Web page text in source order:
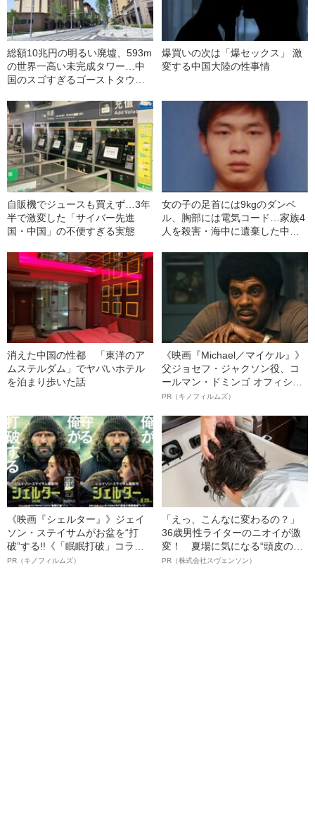
総額10兆円の明るい廃墟、593m
の世界一高い未完成タワー…中
国のスゴすぎるゴーストタウン
爆買いの次は「爆セックス」 激
変する中国大陸の性事情
自販機でジュースも買えず…3年
半で激変した「サイバー先進
国・中国」の不便すぎる実態
女の子の足首には9kgのダンベ
ル、胸部には電気コード…家族4
人を殺害・海中に遺棄した中国
消えた中国の性都 「東洋のア
ムステルダム」でヤバいホテル
を泊まり歩いた話
《映画『Michael／マイケル』》
父ジョセフ・ジャクソン役、コ
ールマン・ドミンゴ オフィシャ
ルインタビュー“観客を魅了した
語る”《日本興収70億円突破》
PR（キノフィルムズ）
《映画『シェルター』》ジェイ
ソン・ステイサムがお盆を“打
破”する!!《「眠眠打破」コラ
ボ》
PR（キノフィルムズ）
「えっ、こんなに変わるの？」
36歳男性ライターのニオイが激
変！ 夏場に気になる“頭皮のニ
オイ”や“ベタつき”を解消す
PR（株式会社スヴェンソン）